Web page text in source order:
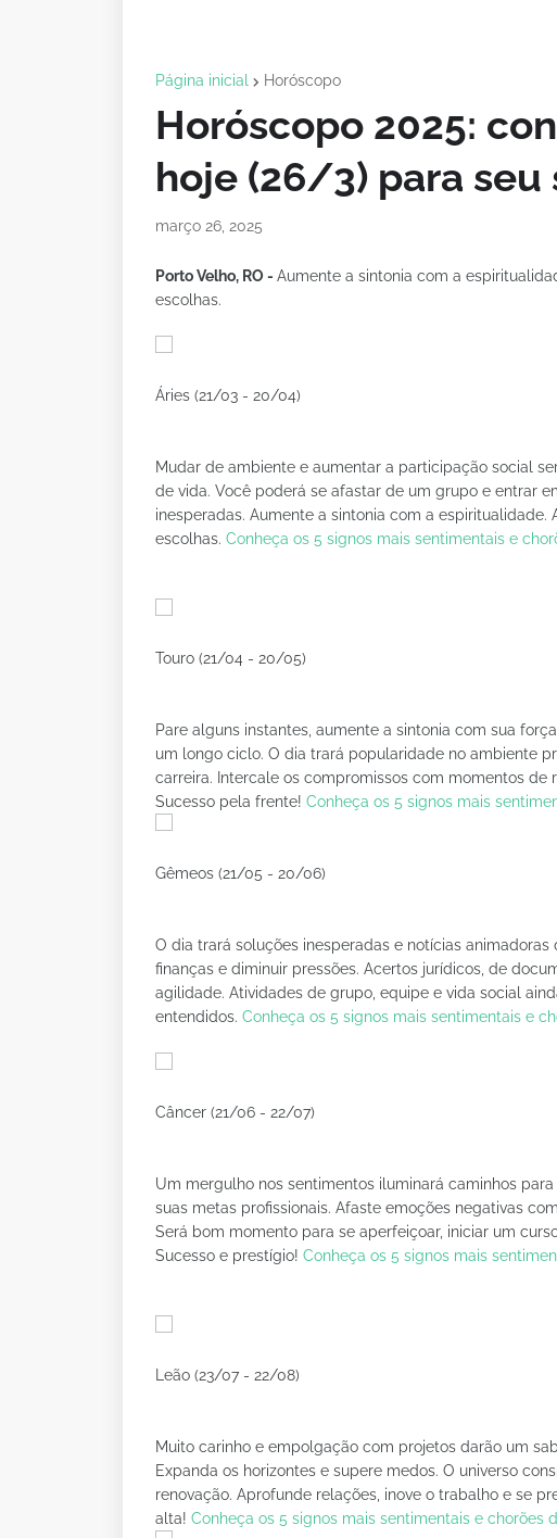
Página inicial Horóscopo
Horóscopo 2025:
hoje (26/3) para seu
março 26, 2025
Porto Velho, RO - Aumente a sintonia com a
escolhas.
Áries (21/03 - 20/04)
Mudar de ambiente e aumentar a participação social
de vida. Você poderá se afastar de um grupo e entrar
inesperadas. Aumente a sintonia com a
escolhas. Conheça os 5 signos mais sentimentais e
Touro (21/04 - 20/05)
Pare alguns instantes, aumente a sintonia com sua
um longo ciclo. O dia trará popularidade no ambiente
carreira. Intercale os compromissos com momentos de
Sucesso pela frente! Conheça os 5 signos mais
Gêmeos (21/05 - 20/06)
O dia trará soluções inesperadas e notícias
finanças e diminuir pressões. Acertos jurídicos, de
agilidade. Atividades de grupo, equipe e vida social
entendidos. Conheça os 5 signos mais sentimentais e
Câncer (21/06 - 22/07)
Um mergulho nos sentimentos iluminará caminhos
suas metas profissionais. Afaste emoções negativas
Será bom momento para se aperfeiçoar, iniciar um
Sucesso e prestígio! Conheça os 5 signos mais
Leão (23/07 - 22/08)
Muito carinho e empolgação com projetos darão um
Expanda os horizontes e supere medos. O universo
renovação. Aprofunde relações, inove o trabalho e se
alta! Conheça os 5 signos mais sentimentais e chorões